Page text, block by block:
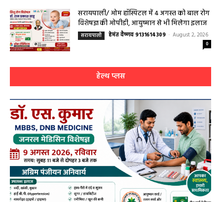
2026 के लिए फसल बीमा की अंतिम तिथि 14
अगस्त तक बढ़ी
महासमुंद हेमंत वैष्णव 9131614309 - August 2, 2026
0
विशेषज्ञ की ओपीडी, आयुष्मान से भी मिलेगा इलाज
सरायपाली हेमंत वैष्णव 9131614309 - August 2, 2026
हेल्थ प्लस